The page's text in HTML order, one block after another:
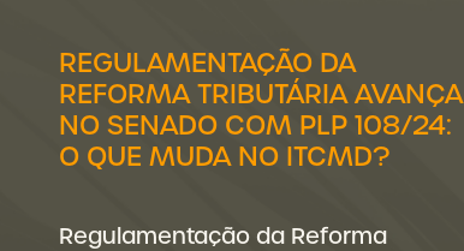
REGULAMENTAÇÃO DA
REFORMA TRIBUTÁRIA AVANÇA
NO SENADO COM PLP 108/24:
O QUE MUDA NO ITCMD?
Regulamentação da Reforma